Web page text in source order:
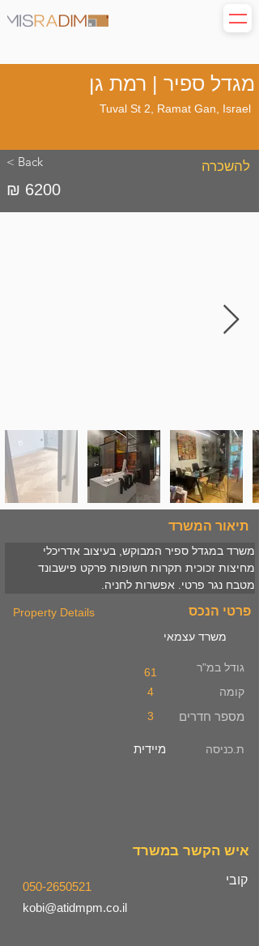
מגדל ספיר | רמת גן
Tuval St 2, Ramat Gan, Israel
< Back להשכרה
₪ 6200
תיאור המשרד
משרד במגדל ספיר המבוקש, בעיצוב אדריכלי
מחיצות זכוכית תקרות חשופות פרקט פישבונד
מטבח נגר פרטי. אפשרות לחניה.
Property Details פרטי הנכס
משרד עצמאי
גודל במ"ר
61
קומה
3
מספר חדרים
4
מיידית ת.כניסה
קובי
איש הקשר במשרד
050-2650521
kobi@atidmpm.co.il